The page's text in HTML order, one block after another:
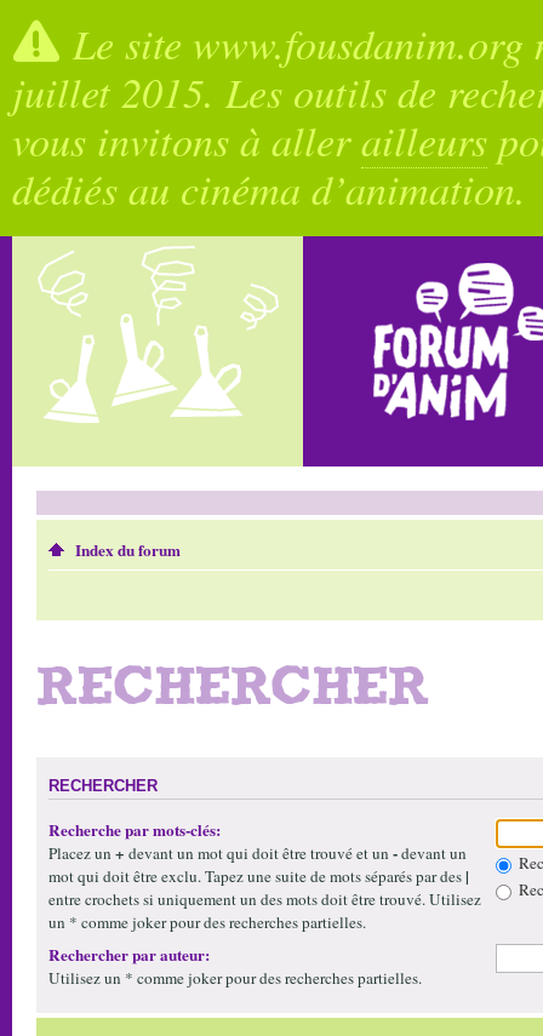
Le site
juillet 2015. Les outils de
vous invitons à allerailleurs
dédiés au cinéma d’animation.
Index du forum
RECHERCHER
RECHERCHER
Recherche par mots-clés:
Placez un + devant un mot qui doit être trouvé et un -devant un
mot qui doit être exclu. Tapez une suite de mots séparés par des|
entre crochets si uniquement un des mots doit être trouvé. Utilisez
un * comme joker pour des recherches partielles.
Rechercher par auteur:
Utilisez un * comme joker pour des recherches partielles.